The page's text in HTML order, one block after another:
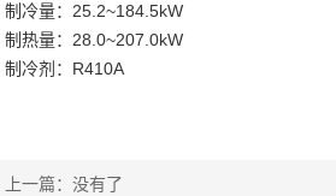
制冷量：25.2~184.5kW
制热量：28.0~207.0kW
制冷剂：R410A
上一篇：没有了